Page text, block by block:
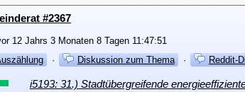
#2367
12 Jahrs 3 Monaten 8 Tagen 11:47:51
· Diskussion zum Thema · Reddit-
i5193: 31.) Stadtübergreifende